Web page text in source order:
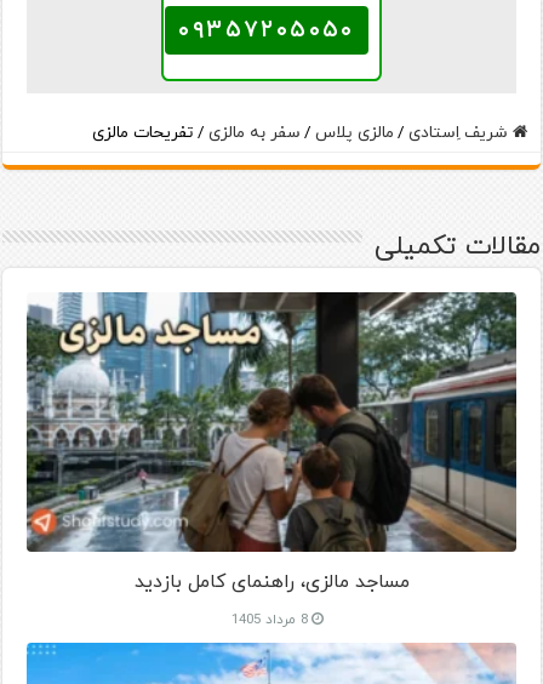
۰۹۳۵۷۲۰۵۰۵۰
شریف اِستادی/مالزی پلاس/سفر به مالزی/تفریحات مالزی
مقالات تکمیلی
مساجد مالزی، راهنمای کامل بازدید
8 مرداد 1405